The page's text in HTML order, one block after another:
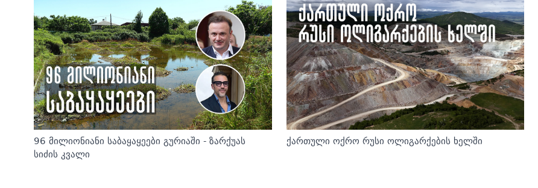
96 მილიონიანი საბაყაყეები გურიაში - ზარქუას
სიძის კვალი
ქართული ოქრო რუსი ოლიგარქების ხელში